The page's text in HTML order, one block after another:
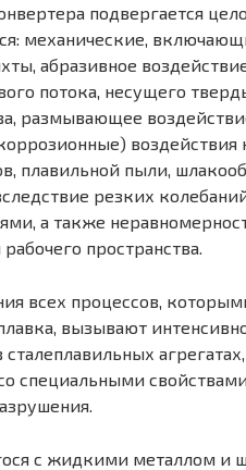
подвергается
механические,
абразивное
потока, несущего
размывающее
воздействия
плавильной пыли,
резких
а также
пространства.
всех процессов,
вызывают
специальными
с жидкими металлом и